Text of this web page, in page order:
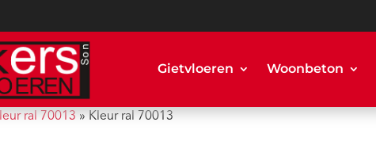
Gietvloeren Woonbeton
ral 70013 » Kleur ral 70013